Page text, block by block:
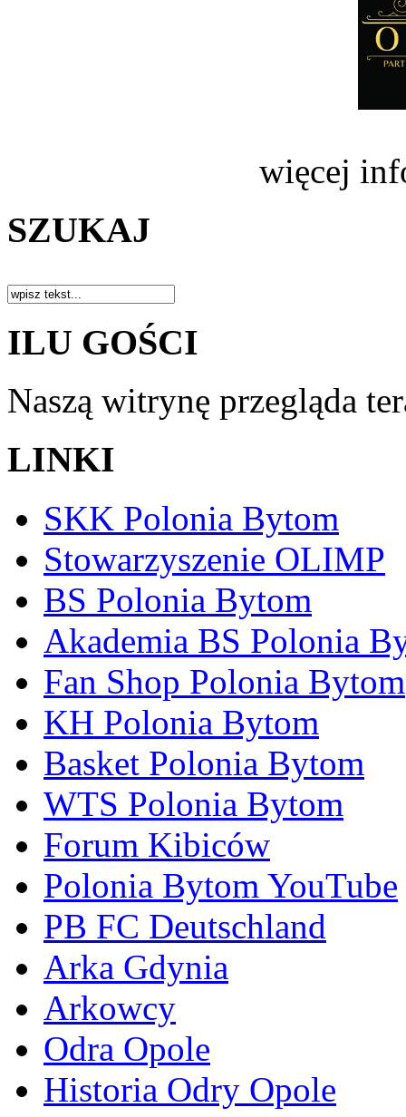
więcej
SZUKAJ
ILU GOŚCI
Naszą witrynę przegląda
LINKI
SKK Polonia Bytom
Stowarzyszenie OLIMP
BS Polonia Bytom
Akademia BS Polonia
Fan Shop Polonia Bytom
KH Polonia Bytom
Basket Polonia Bytom
WTS Polonia Bytom
Forum Kibiców
Polonia Bytom YouTube
PB FC Deutschland
Arka Gdynia
Arkowcy
Odra Opole
Historia Odry Opole